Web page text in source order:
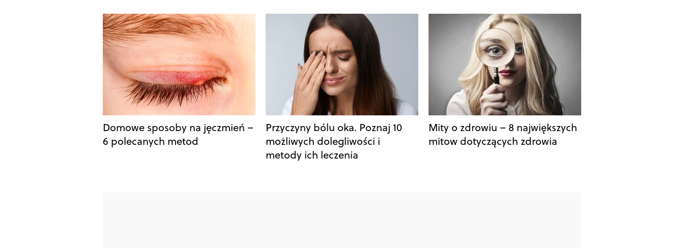
Domowe sposoby na jęczmień –
6 polecanych metod
Przyczyny bólu oka. Poznaj 10
możliwych dolegliwości i
metody ich leczenia
Mity o zdrowiu – 8 największych
mitow dotyczących zdrowia